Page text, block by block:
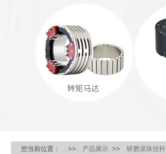
您当前位置： >> 产品展示 >> 研磨滚珠丝杆